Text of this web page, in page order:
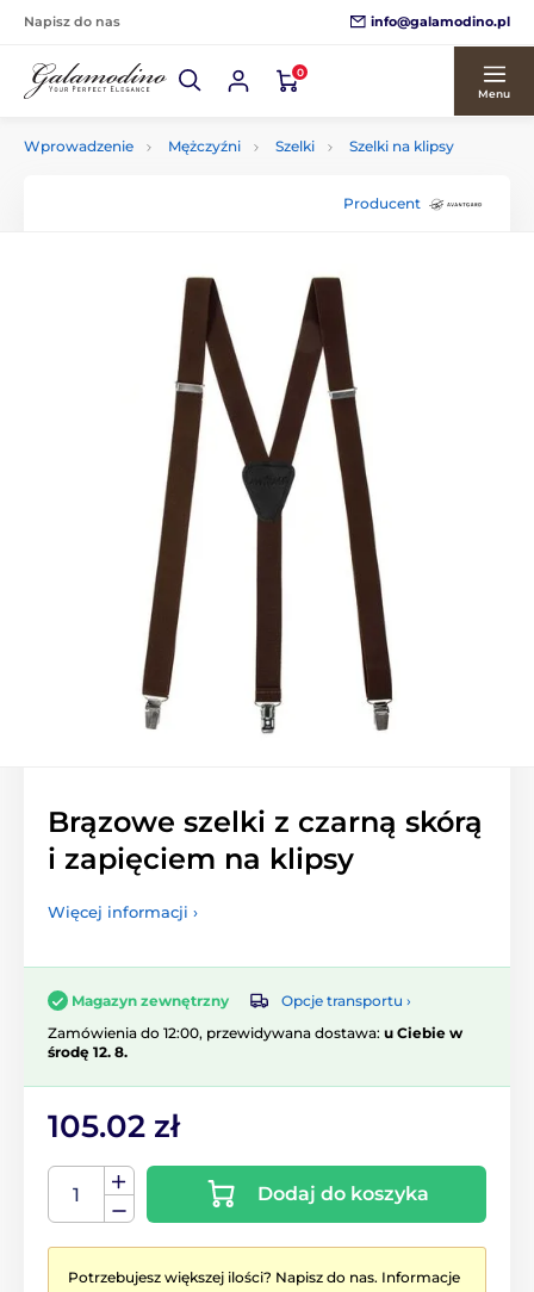
Napisz do nas info@galamodino.pl
0
Menu
Wprowadzenie Mężczyźni Szelki Szelki na klipsy
Producent
Brązowe szelki z czarną skórą
i zapięciem na klipsy
Więcej informacji ›
Magazyn zewnętrzny
Opcje transportu ›
Zamówienia do 12:00, przewidywana dostawa: u Ciebie w
środę 12. 8.
105.02 zł
Dodaj do koszyka
Potrzebujesz większej ilości? Napisz do nas. Informacje